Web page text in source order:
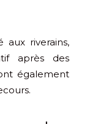
aux riverains,
après des
également